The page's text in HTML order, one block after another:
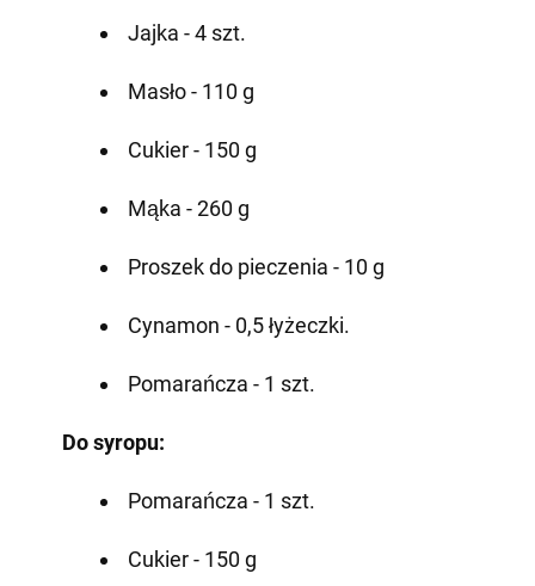
Jajka - 4 szt.
Masło - 110 g
Cukier - 150 g
Mąka - 260 g
Proszek do pieczenia - 10 g
Cynamon - 0,5 łyżeczki.
Pomarańcza - 1 szt.
Do syropu:
Pomarańcza - 1 szt.
Cukier - 150 g